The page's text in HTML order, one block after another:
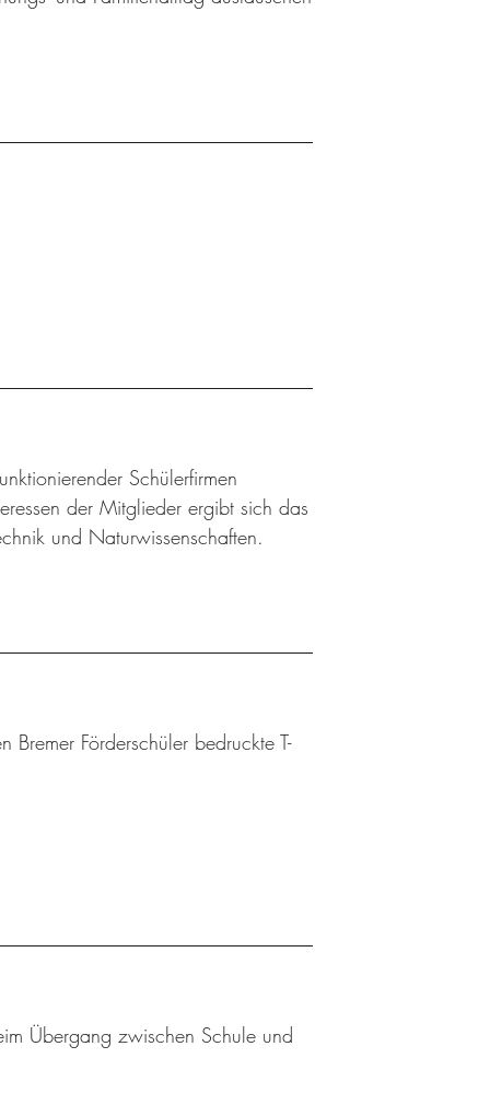
Schülerfirmen
der Mitglieder ergibt sich das
und Naturwissenschaften.
Bremer Förderschüler bedruckte T-
Übergang zwischen Schule und